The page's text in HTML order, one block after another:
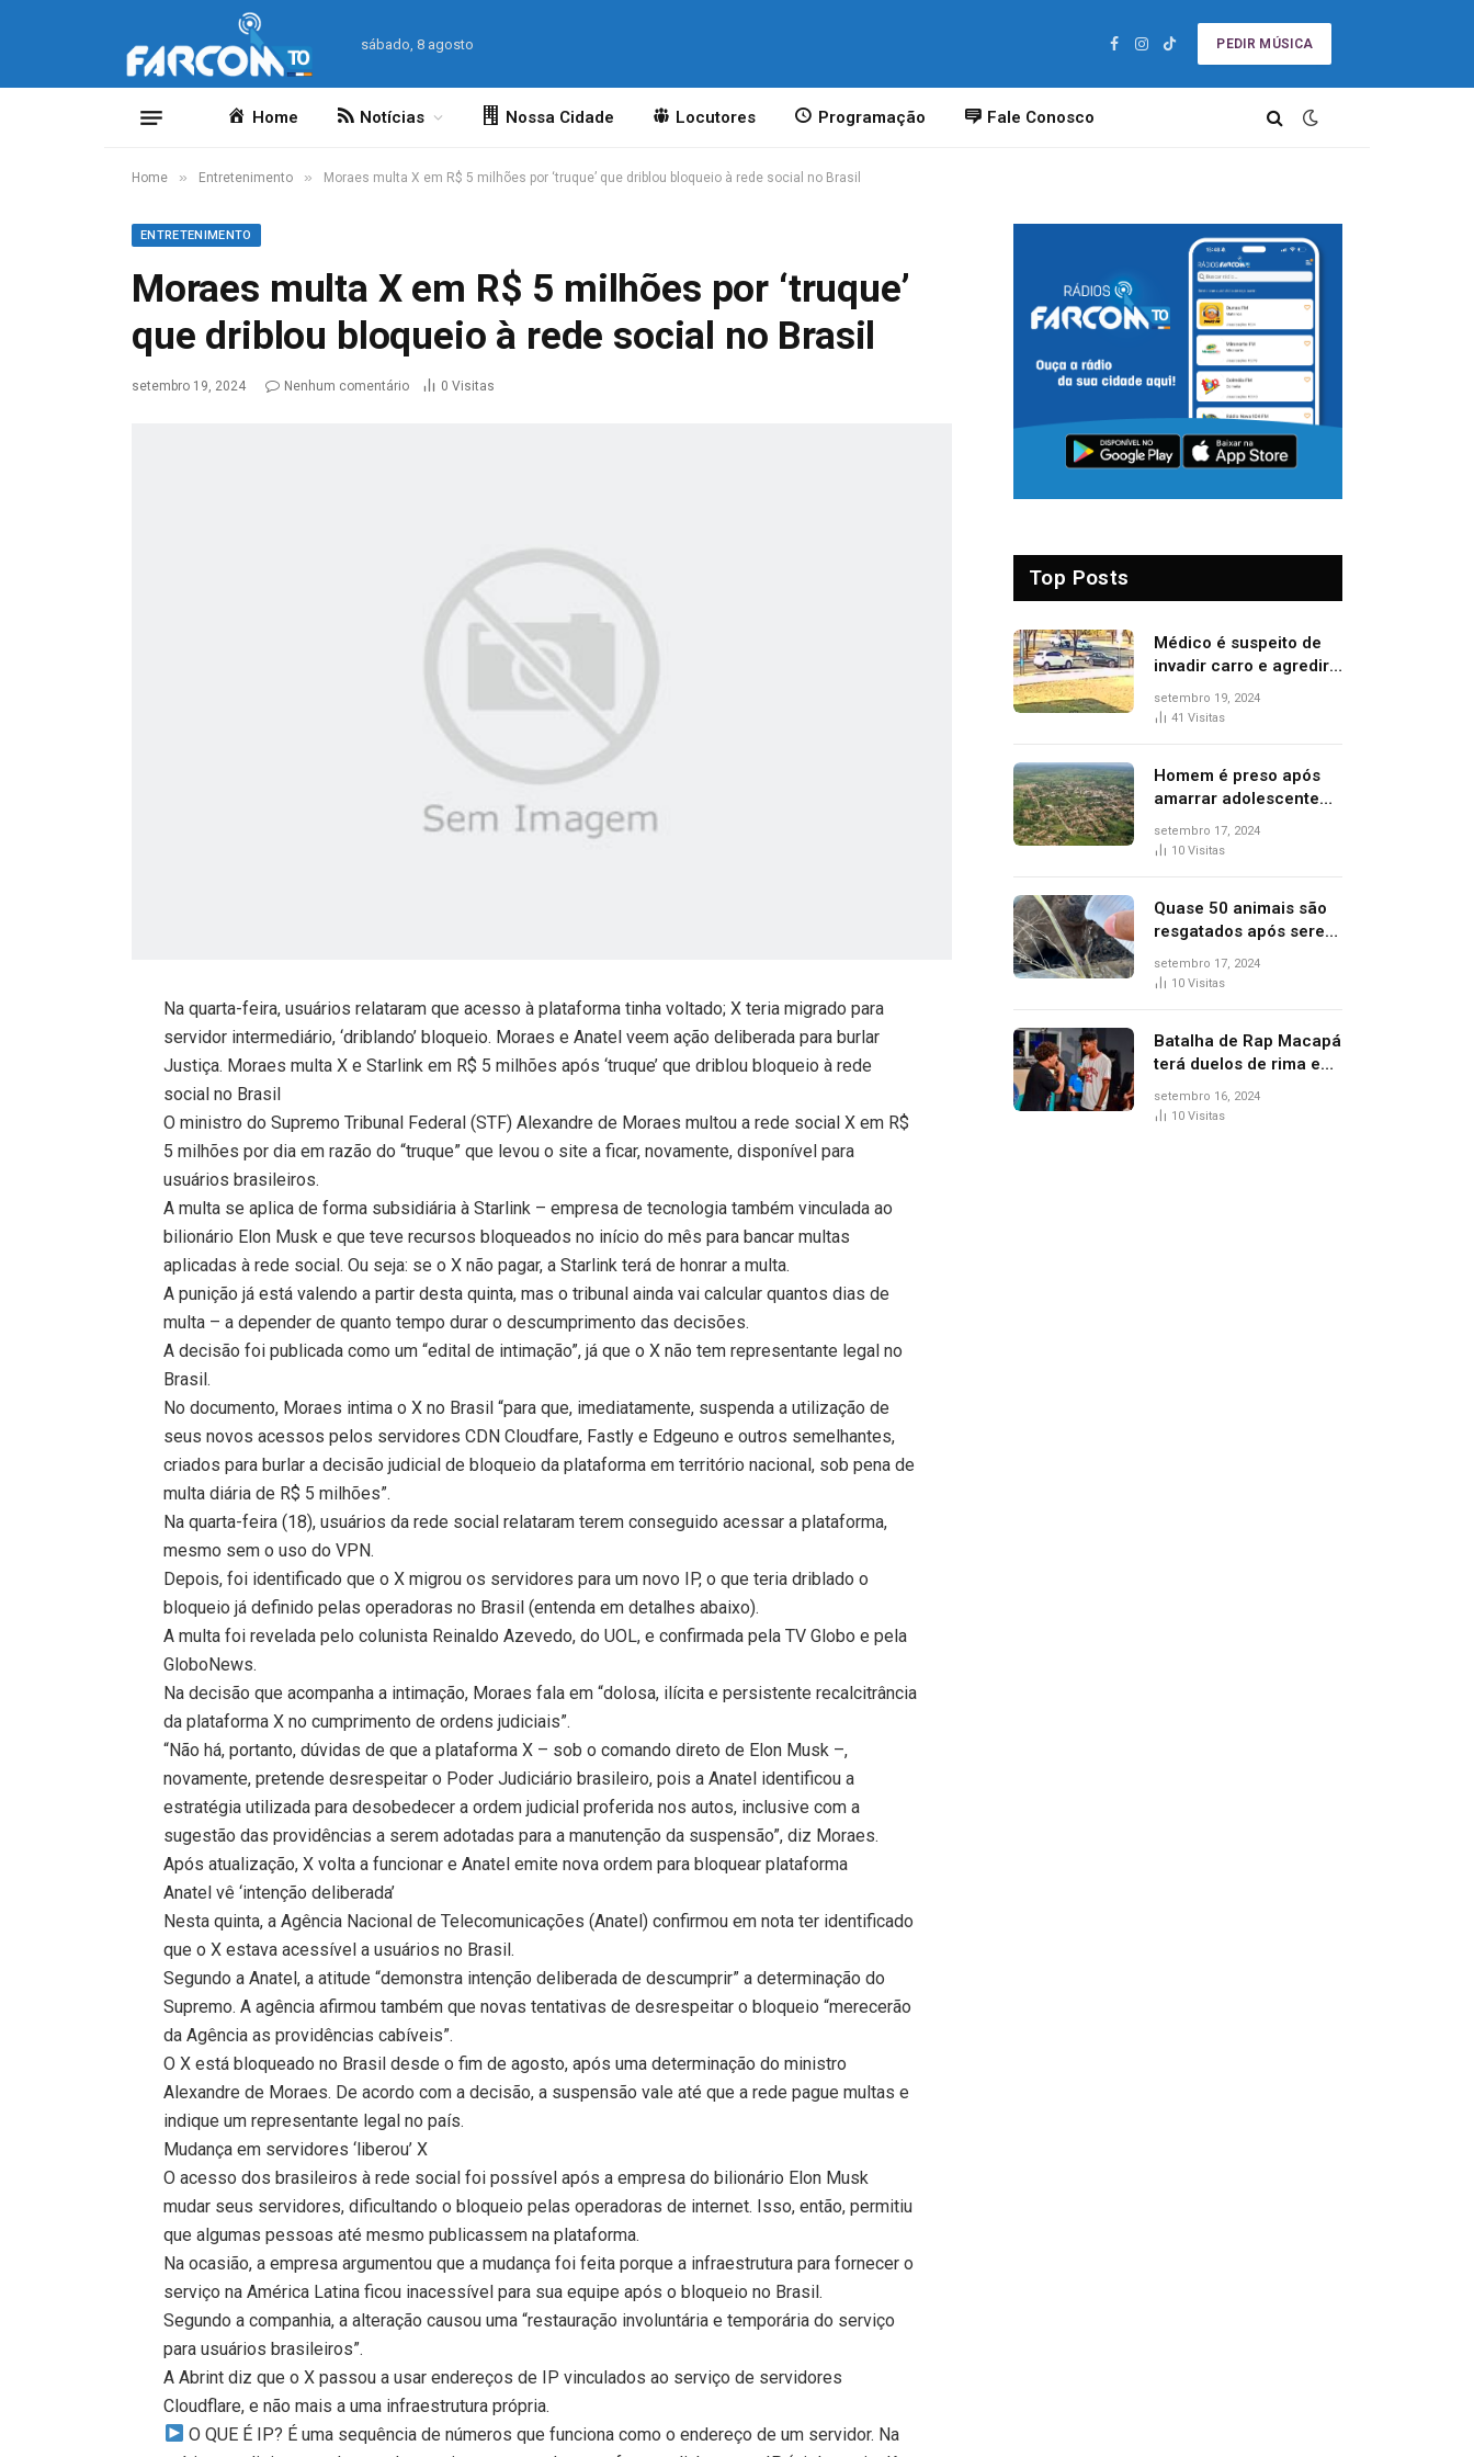
sábado, 8 agosto
Facebook
Instagram
TikTok
PEDIR MÚSICA
Home Notícias Nossa Cidade Locutores Programação Fale Conosco
Home » Entretenimento » Moraes multa X em R$ 5 milhões por ‘truque’ que driblou bloqueio à rede social no Brasil
ENTRETENIMENTO
Moraes multa X em R$ 5 milhões por ‘truque’
que driblou bloqueio à rede social no Brasil
setembro 19, 2024 Nenhum comentário 0 Visitas
Na quarta-feira, usuários relataram que acesso à plataforma tinha voltado; X teria migrado para
servidor intermediário, ‘driblando’ bloqueio. Moraes e Anatel veem ação deliberada para burlar
Justiça. Moraes multa X e Starlink em R$ 5 milhões após ‘truque’ que driblou bloqueio à rede
social no Brasil
O ministro do Supremo Tribunal Federal (STF) Alexandre de Moraes multou a rede social X em R$
5 milhões por dia em razão do “truque” que levou o site a ficar, novamente, disponível para
usuários brasileiros.
A multa se aplica de forma subsidiária à Starlink – empresa de tecnologia também vinculada ao
bilionário Elon Musk e que teve recursos bloqueados no início do mês para bancar multas
aplicadas à rede social. Ou seja: se o X não pagar, a Starlink terá de honrar a multa.
A punição já está valendo a partir desta quinta, mas o tribunal ainda vai calcular quantos dias de
multa – a depender de quanto tempo durar o descumprimento das decisões.
A decisão foi publicada como um “edital de intimação”, já que o X não tem representante legal no
Brasil.
No documento, Moraes intima o X no Brasil “para que, imediatamente, suspenda a utilização de
seus novos acessos pelos servidores CDN Cloudfare, Fastly e Edgeuno e outros semelhantes,
criados para burlar a decisão judicial de bloqueio da plataforma em território nacional, sob pena de
multa diária de R$ 5 milhões”.
Na quarta-feira (18), usuários da rede social relataram terem conseguido acessar a plataforma,
mesmo sem o uso do VPN.
Depois, foi identificado que o X migrou os servidores para um novo IP, o que teria driblado o
bloqueio já definido pelas operadoras no Brasil (entenda em detalhes abaixo).
A multa foi revelada pelo colunista Reinaldo Azevedo, do UOL, e confirmada pela TV Globo e pela
GloboNews.
Na decisão que acompanha a intimação, Moraes fala em “dolosa, ilícita e persistente recalcitrância
da plataforma X no cumprimento de ordens judiciais”.
“Não há, portanto, dúvidas de que a plataforma X – sob o comando direto de Elon Musk –,
novamente, pretende desrespeitar o Poder Judiciário brasileiro, pois a Anatel identificou a
estratégia utilizada para desobedecer a ordem judicial proferida nos autos, inclusive com a
sugestão das providências a serem adotadas para a manutenção da suspensão”, diz Moraes.
Após atualização, X volta a funcionar e Anatel emite nova ordem para bloquear plataforma
Anatel vê ‘intenção deliberada’
Nesta quinta, a Agência Nacional de Telecomunicações (Anatel) confirmou em nota ter identificado
que o X estava acessível a usuários no Brasil.
Segundo a Anatel, a atitude “demonstra intenção deliberada de descumprir” a determinação do
Supremo. A agência afirmou também que novas tentativas de desrespeitar o bloqueio “merecerão
da Agência as providências cabíveis”.
O X está bloqueado no Brasil desde o fim de agosto, após uma determinação do ministro
Alexandre de Moraes. De acordo com a decisão, a suspensão vale até que a rede pague multas e
indique um representante legal no país.
Mudança em servidores ‘liberou’ X
O acesso dos brasileiros à rede social foi possível após a empresa do bilionário Elon Musk
mudar seus servidores, dificultando o bloqueio pelas operadoras de internet. Isso, então, permitiu
que algumas pessoas até mesmo publicassem na plataforma.
Na ocasião, a empresa argumentou que a mudança foi feita porque a infraestrutura para fornecer o
serviço na América Latina ficou inacessível para sua equipe após o bloqueio no Brasil.
Segundo a companhia, a alteração causou uma “restauração involuntária e temporária do serviço
para usuários brasileiros”.
A Abrint diz que o X passou a usar endereços de IP vinculados ao serviço de servidores
Cloudflare, e não mais a uma infraestrutura própria.
O QUE É IP? É uma sequência de números que funciona como o endereço de um servidor. Na
Top Posts
Médico é suspeito de
invadir carro e agredir
delegado aposentado
durante confusão no
setembro 19, 2024
41 Visitas
Homem é preso após
amarrar adolescente
suspeito de furto em
estaca de cerca e
setembro 17, 2024
10 Visitas
Quase 50 animais são
resgatados após serem
vítimas de incêndios
florestais no Tocantins
setembro 17, 2024
10 Visitas
Batalha de Rap Macapá
terá duelos de rima e
venda de comidas
típicas no Mercado
setembro 16, 2024
10 Visitas